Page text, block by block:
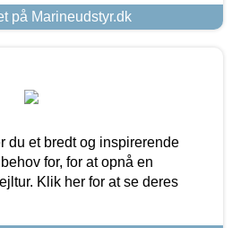
på Marineudstyr.dk
du et bredt og inspirerende
for, for at opnå en
Klik her for at se deres